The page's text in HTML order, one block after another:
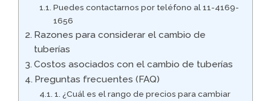
Puedes contactarnos por teléfono al 11-4169-
1656
Razones para considerar el cambio de
tuberías
Costos asociados con el cambio de tuberías
Preguntas frecuentes (FAQ)
1. ¿Cuál es el rango de precios para cambiar